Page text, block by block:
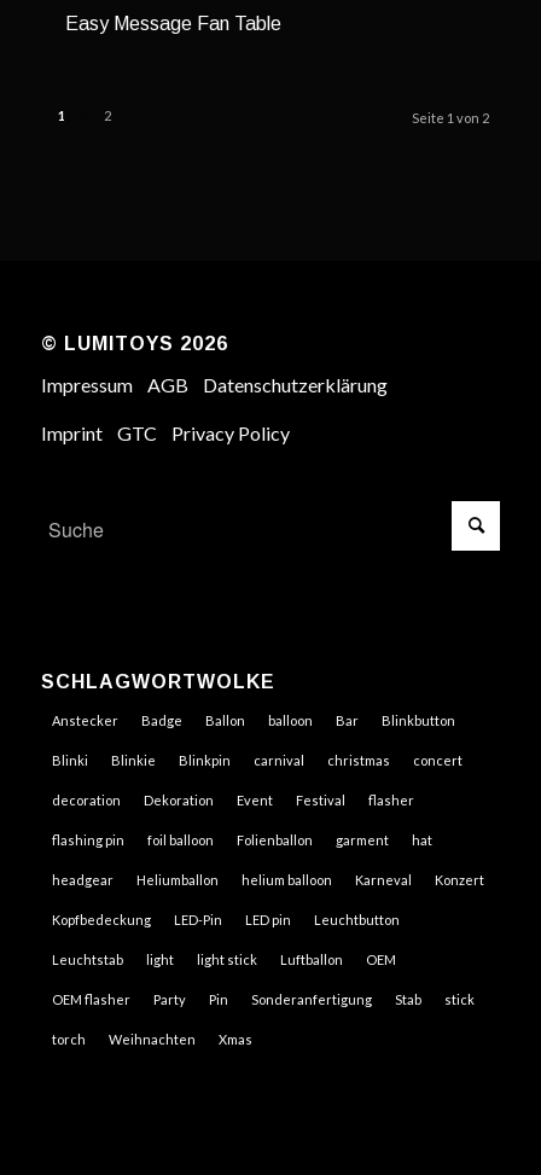
Easy Message Fan Table
Seite 1 von 2
1 2
© LUMITOYS 2026
Impressum AGB Datenschutzerklärung
Imprint GTC Privacy Policy
SCHLAGWORTWOLKE
Anstecker Badge Ballon balloon Bar Blinkbutton
Blinki Blinkie Blinkpin carnival christmas concert
decoration Dekoration Event Festival flasher
flashing pin foil balloon Folienballon garment hat
headgear Heliumballon helium balloon Karneval Konzert
Kopfbedeckung LED-Pin LED pin Leuchtbutton
Leuchtstab light light stick Luftballon OEM
OEM flasher Party Pin Sonderanfertigung Stab stick
torch Weihnachten Xmas